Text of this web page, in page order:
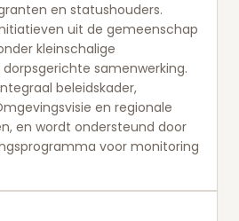
en statushouders.
uit de gemeenschap
kleinschalige
samenwerking.
beleidskader,
en regionale
en wordt ondersteund door
voor monitoring